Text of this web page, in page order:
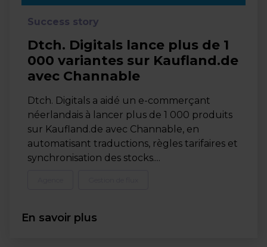
Success story
Dtch. Digitals lance plus de 1
000 variantes sur Kaufland.de
avec Channable
Dtch. Digitals a aidé un e-commerçant
néerlandais à lancer plus de 1 000 produits
sur Kaufland.de avec Channable, en
automatisant traductions, règles tarifaires et
synchronisation des stocks....
En savoir plus